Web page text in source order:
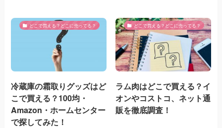
どこで買える？どこに売ってる？
冷蔵庫の霜取りグッズはど
こで買える？100均・
Amazon・ホームセンター
で探してみた！
どこで買える？どこに売ってる？
ラム肉はどこで買える？イ
オンやコストコ、ネット通
販を徹底調査！